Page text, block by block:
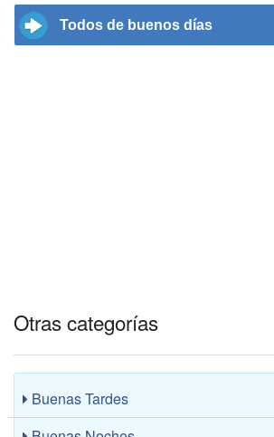
Todos de buenos días
Otras categorías
Buenas Tardes